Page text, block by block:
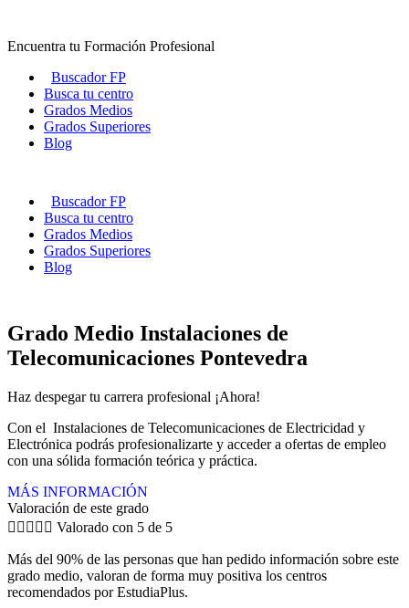
contenido
Encuentra tu Formación Profesional
Buscador FP
Busca tu centro
Grados Medios
Grados Superiores
Blog
Buscador FP
Busca tu centro
Grados Medios
Grados Superiores
Blog
Grado Medio Instalaciones de
Telecomunicaciones Pontevedra
Haz despegar tu carrera profesional ¡Ahora!
Con el Instalaciones de Telecomunicaciones de Electricidad y
Electrónica podrás profesionalizarte y acceder a ofertas de empleo
con una sólida formación teórica y práctica.
MÁS INFORMACIÓN
Valoración de este grado
     Valorado con 5 de 5
Más del 90% de las personas que han pedido información sobre este
grado medio, valoran de forma muy positiva los centros
recomendados por EstudiaPlus.